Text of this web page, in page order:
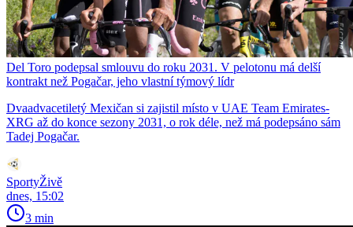
Del Toro podepsal smlouvu do roku 2031. V pelotonu má delší
kontrakt než Pogačar, jeho vlastní týmový lídr
Dvaadvacetiletý Mexičan si zajistil místo v UAE Team Emirates-
XRG až do konce sezony 2031, o rok déle, než má podepsáno sám
Tadej Pogačar.
SportyŽivě
dnes, 15:02
3 min